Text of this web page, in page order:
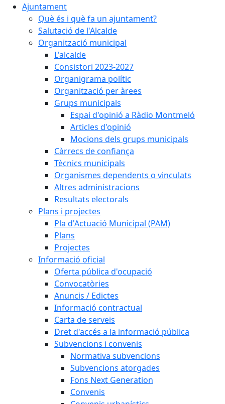
Ajuntament
Què és i què fa un ajuntament?
Salutació de l'Alcalde
Organització municipal
L'alcalde
Consistori 2023-2027
Organigrama polític
Organització per àrees
Grups municipals
Espai d'opinió a Ràdio Montmeló
Articles d'opinió
Mocions dels grups municipals
Càrrecs de confiança
Tècnics municipals
Organismes dependents o vinculats
Altres administracions
Resultats electorals
Plans i projectes
Pla d'Actuació Municipal (PAM)
Plans
Projectes
Informació oficial
Oferta pública d'ocupació
Convocatòries
Anuncis / Edictes
Informació contractual
Carta de serveis
Dret d'accés a la informació pública
Subvencions i convenis
Normativa subvencions
Subvencions atorgades
Fons Next Generation
Convenis